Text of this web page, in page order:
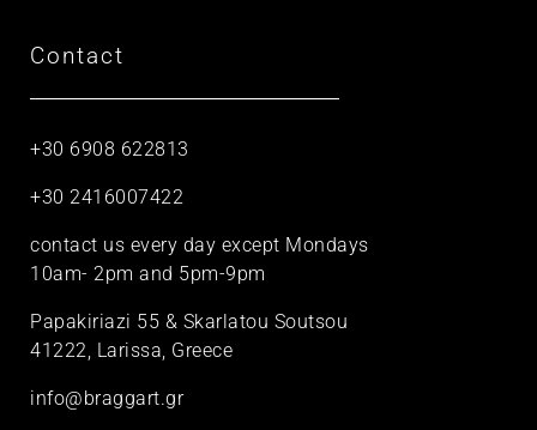
Contact
+30 6908 622813
+30 2416007422
contact us every day except Mondays
10am- 2pm and 5pm-9pm
Papakiriazi 55 & Skarlatou Soutsou
41222, Larissa, Greece
info@braggart.gr